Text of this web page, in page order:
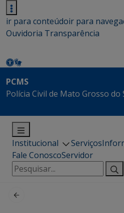
ir para conteúdoir para
Ouvidoria Transparência
PCMS
Polícia Civil de Mato Grosso do
Institucional Serviços
Fale ConoscoServidor
Pesquisar
por: